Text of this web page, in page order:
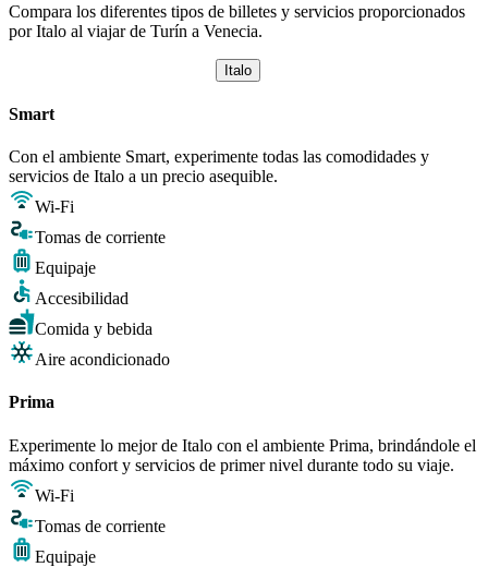
Compara los diferentes tipos de billetes y servicios proporcionados
por Italo al viajar de Turín a Venecia.
Italo
Smart
Con el ambiente Smart, experimente todas las comodidades y
servicios de Italo a un precio asequible.
Wi-Fi
Tomas de corriente
Equipaje
Accesibilidad
Comida y bebida
Aire acondicionado
Prima
Experimente lo mejor de Italo con el ambiente Prima, brindándole el
máximo confort y servicios de primer nivel durante todo su viaje.
Wi-Fi
Tomas de corriente
Equipaje